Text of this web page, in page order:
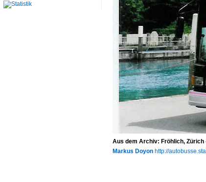
Aus dem Archiv: Fröhlich, Zürich
Markus Doyon http://